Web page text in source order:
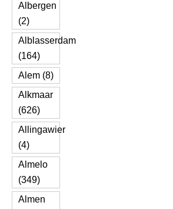
Albergen
(2)
Alblasserdam
(164)
Alem (8)
Alkmaar
(626)
Allingawier
(4)
Almelo
(349)
Almen